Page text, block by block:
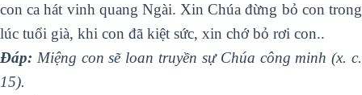
con ca hát vinh quang Ngài. Xin Chúa đừng bỏ con trong
lúc tuổi già, khi con đã kiệt sức, xin chớ bỏ rơi con..
Ðáp: Miệng con sẽ loan truyền sự Chúa công minh (x. c.
15).